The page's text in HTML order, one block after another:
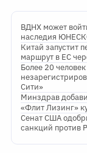
ВДНХ может
наследия
Китай запустит
маршрут в ЕС
Более 20
Сити»
Минздрав
«Флит Лизинг»
Сенат США
санкций против